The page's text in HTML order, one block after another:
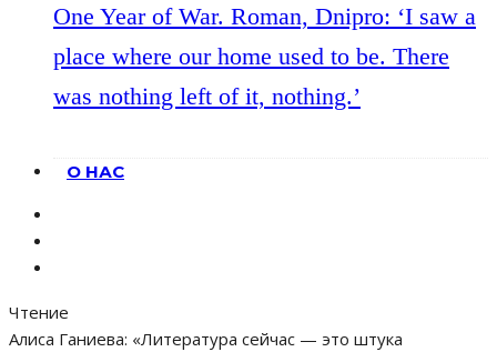
One Year of War. Roman, Dnipro: ‘I saw a
place where our home used to be. There
was nothing left of it, nothing.’
О НАС
Чтение
Алиса Ганиева: «Литература сейчас — это штука